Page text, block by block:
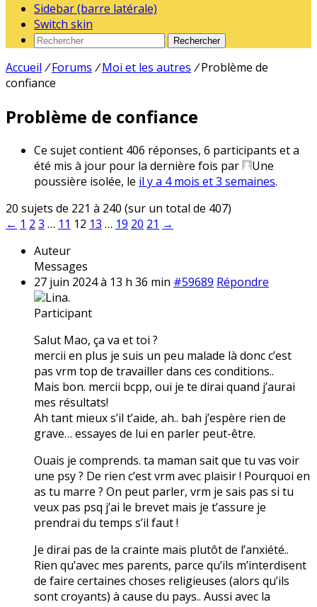
Sidebar (barre latérale)
Switch skin
Rechercher
Accueil / Forums / Moi et les autres / Problème de
confiance
Problème de confiance
Ce sujet contient 406 réponses, 6 participants et a
été mis à jour pour la dernière fois par
Une
poussière isolée, le il y a 4 mois et 3 semaines.
20 sujets de 221 à 240 (sur un total de 407)
← 1 2 3 … 11 12 13 … 19 20 21 →
Auteur
Messages
27 juin 2024 à 13 h 36 min #59689 Répondre
Lina.
Participant
Salut Mao, ça va et toi ?
mercii en plus je suis un peu malade là donc c’est
pas vrm top de travailler dans ces conditions..
Mais bon. mercii bcpp, oui je te dirai quand j’aurai
mes résultats!
Ah tant mieux s’il t’aide, ah.. bah j’espère rien de
grave… essayes de lui en parler peut-être.
Ouais je comprends. ta maman sait que tu vas voir
une psy ? De rien c’est vrm avec plaisir ! Pourquoi en
as tu marre ? On peut parler, vrm je sais pas si tu
veux pas psq j’ai le brevet mais je t’assure je
prendrai du temps s’il faut !
Je dirai pas de la crainte mais plutôt de l’anxiété..
Rien qu’avec mes parents, parce qu’ils m’interdisent
de faire certaines choses religieuses (alors qu’ils
sont croyants) à cause du pays.. Aussi avec la